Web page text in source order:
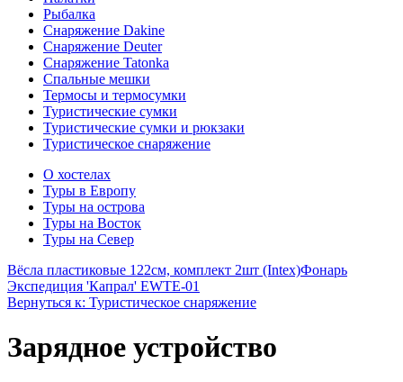
Рыбалка
Снаряжение Dakine
Снаряжение Deuter
Снаряжение Tatonka
Спальные мешки
Термосы и термосумки
Туристические сумки
Туристические сумки и рюкзаки
Туристическое снаряжение
О хостелах
Туры в Европу
Туры на острова
Туры на Восток
Туры на Север
Вёсла пластиковые 122см, комплект 2шт (Intex)Фонарь
Экспедиция 'Капрал' EWTE-01
Вернуться к: Туристическое снаряжение
Зарядное устройство